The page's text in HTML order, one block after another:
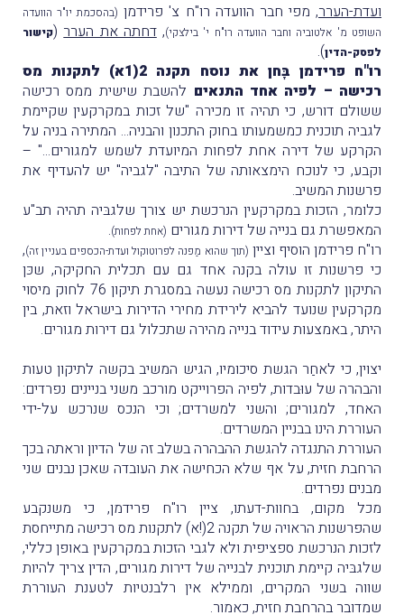
ועדת-הערר, מפי חבר הוועדה רו"ח צ' פרידמן (בהסכמת יו"ר הוועדה
השופט מ' אלטוביה וחבר הוועדה רו"ח י' בילצקי),דחתה את הערר(קישור
לפסק-הדין).
רו"ח פרידמן בָּחן את נוסח תקנה 2(1א) לתקנות מס
רכישה – לפיה אחד התנאים להשבת שישית ממס רכישה
ששולם דורש, כי תהיה זו מכירה "של זכות במקרקעין שקיימת
לגביה תוכנית כמשמעותו בחוק התכנון והבניה... המתירה בניה על
הקרקע של דירה אחת לפחות המיועדת לשמש למגורים..." –
וקבע, כי לנוכח הימצאותה של התיבה "לגביה" יש להעדיף את
פרשנות המשיב.
כלומר, הזכות במקרקעין הנרכשת יש צורך שלגבּיה תהיה תב"ע
המאפשרת גם בנייה של דירות מגורים (אחת לפחות).
רו"ח פרידמן הוסיף וציין (תוך שהוא מַפנה לפרוטוקול ועדת-הכספים בעניין זה),
כי פרשנות זו עולה בקנה אחד גם עם תכלית החקיקה, שכּן
התיקון לתקנות מס רכישה נעשה במסגרת תיקון 76 לחוק מיסוי
מקרקעין שנועד להביא לירידת מחירי הדירות בישראל וזאת, בין
היתר, באמצעות עידוד בנייה מהירה שתכלול גם דירות מגורים.
יצוין, כי לאחַר הגשת סיכומיו, הגיש המשיב בקשה לתיקון טעות
והבהרה של עוּבדות, לפיה הפרוייקט מורכב משני בניינים נפרדים:
האחד, למגורים; והשני למשרדים; וכי הנכס שנרכש על-ידי
העוררת הינו בבניין המשרדים.
העוררת התנגדה להגשת ההבהרה בשלב זה של הדיון וראתה בכך
הרחבת חזית, על אף שלא הכחישה את העובדה שאכן נבנים שני
מבנים נפרדים.
מכל מקום, בחוות-דעתו, ציין רו"ח פרידמן, כי משנקבע
שהפרשנות הראויה של תקנה 2(!א) לתקנות מס רכישה מתייחסת
לזכות הנרכשת ספציפית ולא לגבי הזכות במקרקעין באופן כללי,
שלגבּיה קיימת תוכנית לבנייה של דירות מגורים, הדין צריך להיות
שווה בשני המקרים, וממילא אין רלבנטיות לטענת העוררת
שמדובר בהרחבת חזית, כאמור.